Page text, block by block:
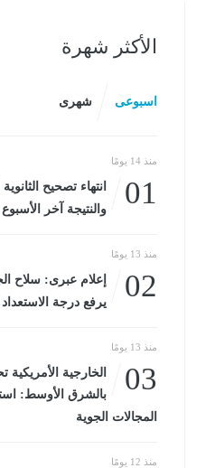
الأكثر شهرة
اسبوعى شهرى
منذ 14 يومًا
01
انتهاء تصحيح
والنتيجة آخر
منذ 13 يومًا
02
إعلام عبرى: سلاح
يرفع درجة
منذ 13 يومًا
03
الخارجية الأمريكية
بالشرق الأوسط:
المجالات الجوية
منذ 12 يومًا